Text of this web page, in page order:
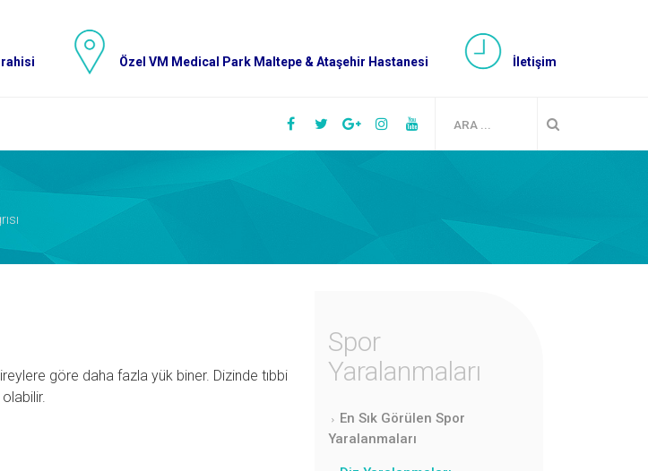
göre daha fazla yük biner. Dizinde tıbbi
Spor
Yaralanmaları
En Sık Görülen Spor
Yaralanmaları
İletişim
Özel VM Medical Park Maltepe & Ataşehir Hastanesi